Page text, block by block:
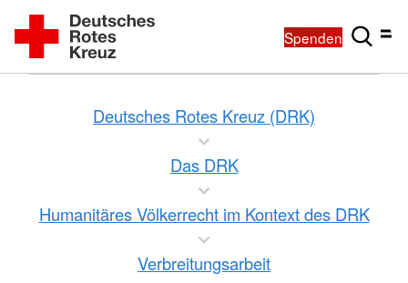
Spenden
Deutsches Rotes Kreuz (DRK)
Das DRK
Humanitäres Völkerrecht im Kontext des DRK
Verbreitungsarbeit